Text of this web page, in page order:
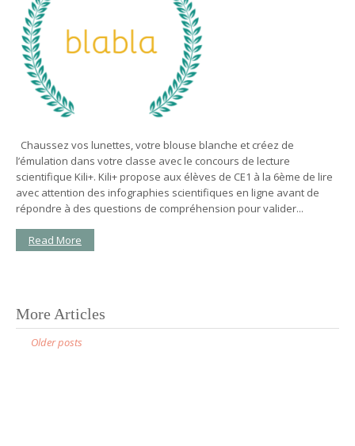
Chaussez vos lunettes, votre blouse blanche et créez de
l’émulation dans votre classe avec le concours de lecture
scientifique Kili+. Kili+ propose aux élèves de CE1 à la 6ème de lire
avec attention des infographies scientifiques en ligne avant de
répondre à des questions de compréhension pour valider...
Read More
P
More Articles
Older posts